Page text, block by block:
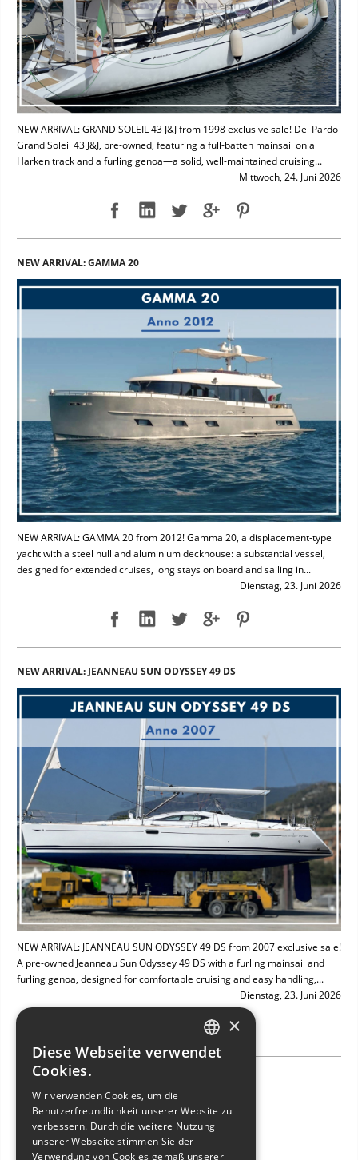
NEW ARRIVAL: GRAND SOLEIL 43 J&J from 1998 exclusive sale! Del Pardo
Grand Soleil 43 J&J, pre-owned, featuring a full-batten mainsail on a
Harken track and a furling genoa—a solid, well-maintained cruising...
Mittwoch, 24. Juni 2026
NEW ARRIVAL: GAMMA 20
NEW ARRIVAL: GAMMA 20 from 2012! Gamma 20, a displacement-type
yacht with a steel hull and aluminium deckhouse: a substantial vessel,
designed for extended cruises, long stays on board and sailing in...
Dienstag, 23. Juni 2026
NEW ARRIVAL: JEANNEAU SUN ODYSSEY 49 DS
NEW ARRIVAL: JEANNEAU SUN ODYSSEY 49 DS from 2007 exclusive sale!
A pre-owned Jeanneau Sun Odyssey 49 DS with a furling mainsail and
furling genoa, designed for comfortable cruising and easy handling,...
Dienstag, 23. Juni 2026
NEW ARRIVAL: BAVARIA 49
ITALIAN
FRENCH
×
Diese Webseite verwendet
Cookies.
Wir verwenden Cookies, um die
Benutzerfreundlichkeit unserer Website zu
verbessern. Durch die weitere Nutzung
unserer Webseite stimmen Sie der
Verwendung von Cookies gemäß unserer